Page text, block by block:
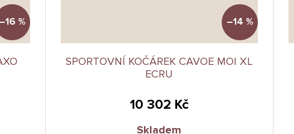
–16 % –14 %
SPORTOVNÍ KOČÁREK CAVOE MOI XL
ECRU
10 302 Kč
Skladem